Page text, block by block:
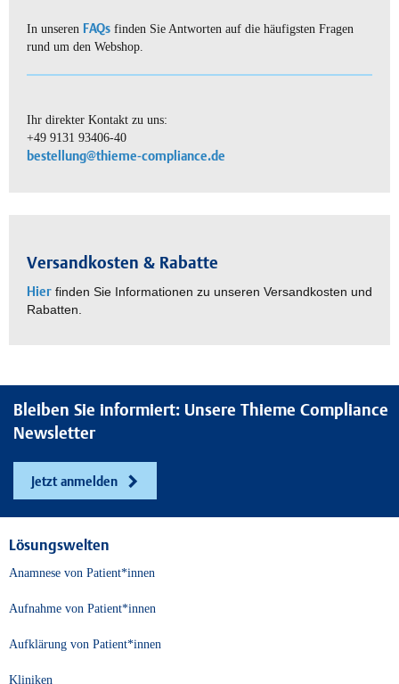
In unseren FAQs finden Sie Antworten auf die häufigsten Fragen
rund um den Webshop.
Ihr direkter Kontakt zu uns:
+49 9131 93406-40
bestellung@thieme-compliance.de
Versandkosten & Rabatte
Hier finden Sie Informationen zu unseren Versandkosten und
Rabatten.
Bleiben Sie informiert: Unsere Thieme Compliance
Newsletter
Jetzt anmelden
Lösungswelten
Anamnese von Patient*innen
Aufnahme von Patient*innen
Aufklärung von Patient*innen
Kliniken